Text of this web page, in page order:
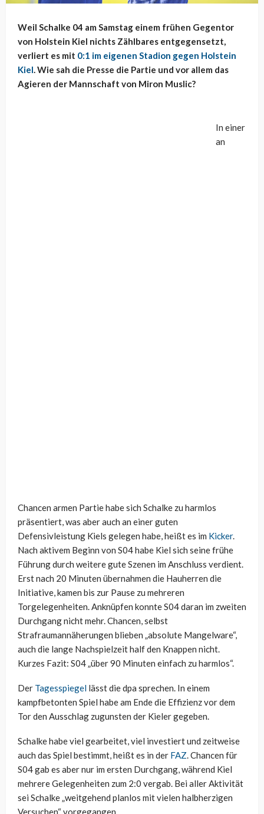
Weil Schalke 04 am Samstag einem frühen Gegentor
von Holstein Kiel nichts Zählbares entgegensetzt,
verliert es mit 0:1 im eigenen Stadion gegen Holstein
Kiel. Wie sah die Presse die Partie und vor allem das
Agieren der Mannschaft von Miron Muslic?
In einer
an
Chancen armen Partie habe sich Schalke zu harmlos
präsentiert, was aber auch an einer guten
Defensivleistung Kiels gelegen habe, heißt es im Kicker.
Nach aktivem Beginn von S04 habe Kiel sich seine frühe
Führung durch weitere gute Szenen im Anschluss verdient.
Erst nach 20 Minuten übernahmen die Hauherren die
Initiative, kamen bis zur Pause zu mehreren
Torgelegenheiten. Anknüpfen konnte S04 daran im zweiten
Durchgang nicht mehr. Chancen, selbst
Strafraumannäherungen blieben „absolute Mangelware“,
auch die lange Nachspielzeit half den Knappen nicht.
Kurzes Fazit: S04 „über 90 Minuten einfach zu harmlos“.
Der Tagesspiegel lässt die dpa sprechen. In einem
kampfbetonten Spiel habe am Ende die Effizienz vor dem
Tor den Ausschlag zugunsten der Kieler gegeben.
Schalke habe viel gearbeitet, viel investiert und zeitweise
auch das Spiel bestimmt, heißt es in der FAZ. Chancen für
S04 gab es aber nur im ersten Durchgang, während Kiel
mehrere Gelegenheiten zum 2:0 vergab. Bei aller Aktivität
sei Schalke „weitgehend planlos mit vielen halbherzigen
Versuchen“ vorgegangen.